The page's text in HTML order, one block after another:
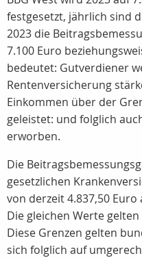
festgesetzt, jährlich sind
2023 die
7.100 Euro
bedeutet: Gutverdiener
Rentenversicherung
Einkommen über der
geleistet: und folglich
erworben.
Die
gesetzlichen
von derzeit 4.837,50
Die gleichen Werte
Diese Grenzen gelten
sich folglich auf